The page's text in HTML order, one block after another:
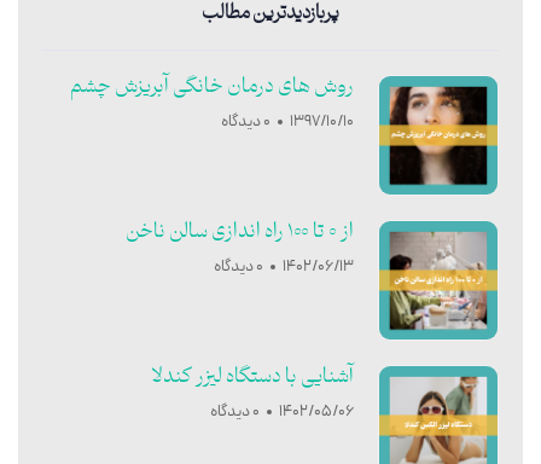
پربازدیدترین مطالب
روش های درمان خانگی آبریزش چشم
1397/10/10 0 دیدگاه
از 0 تا 100 راه اندازی سالن ناخن
1402/06/13 0 دیدگاه
آشنایی با دستگاه لیزر کندلا
1402/05/06 0 دیدگاه